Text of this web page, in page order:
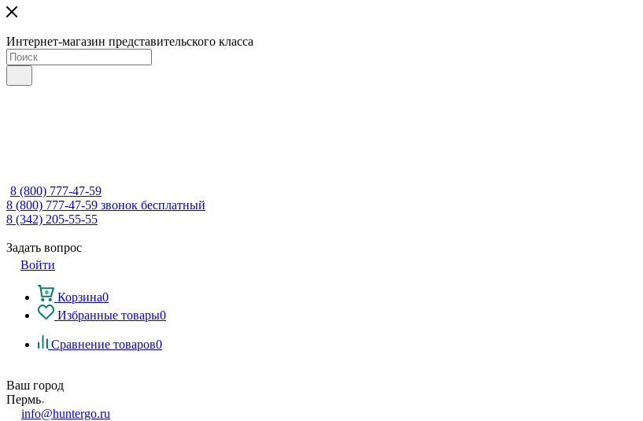
Интернет-магазин представительского класса
8 (800) 777-47-59
8 (800) 777-47-59 звонок бесплатный
8 (342) 205-55-55
Задать вопрос
Войти
Корзина0
Избранные товары0
Сравнение товаров0
Ваш город
Пермь
info@huntergo.ru